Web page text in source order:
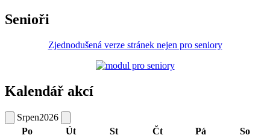
Senioři
Zjednodušená verze stránek nejen pro seniory
Kalendář akcí
Srpen2026
Po
Út St Čt Pá So